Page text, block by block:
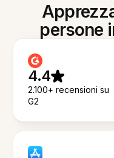
persone
4.4
2.100+ recensioni su
G2